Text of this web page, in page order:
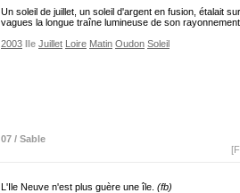
Un soleil de juillet, un soleil d'argent en fusion, étalait
vagues la longue traîne lumineuse de son
2003 Ile Juillet Loire Matin Oudon Soleil
07 / Sable
L'Ile Neuve n'est plus guère une île. (fb)